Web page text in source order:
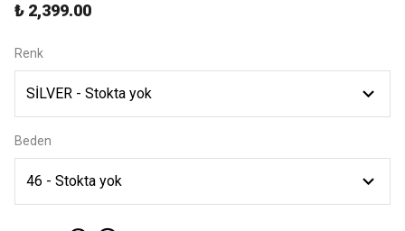
₺ 2,399.00
Renk
Beden